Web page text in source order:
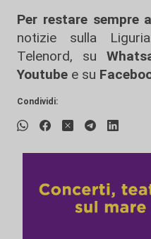
Per restare sempre
notizie sulla
Telenord, su
Youtube e su
Condividi: